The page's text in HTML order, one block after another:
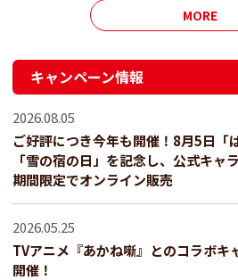
MORE
キャンペーン情報
2026.08.05
ご好評につき今年も開催！8月5日「
「雪の宿の日」を記念し、公式キャ
期間限定でオンライン販売
2026.05.25
TVアニメ『あかね噺』とのコラボキ
開催！